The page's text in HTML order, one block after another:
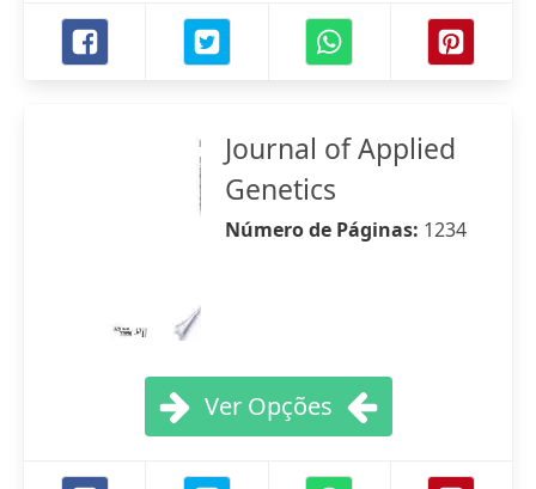
Journal of Applied
Genetics
Número de Páginas: 1234
Ver Opções